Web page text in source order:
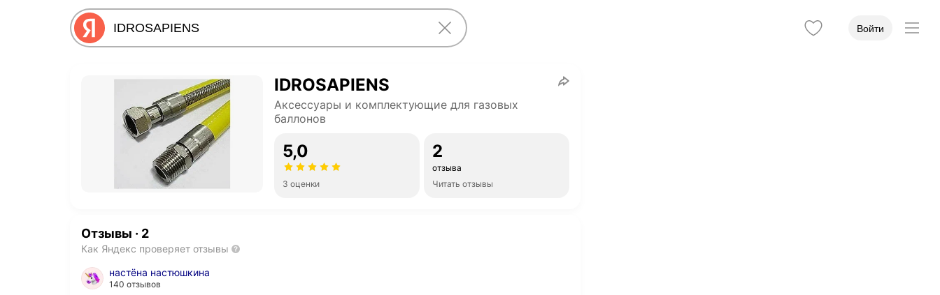
Войти
IDROSAPIENS
Аксессуары и комплектующие для газовых
баллонов
5,0
3 оценки
2
отзыва
Читать отзывы
Отзывы · 2
Как Яндекс проверяет отзывы
настёна настюшкина
140 отзывов